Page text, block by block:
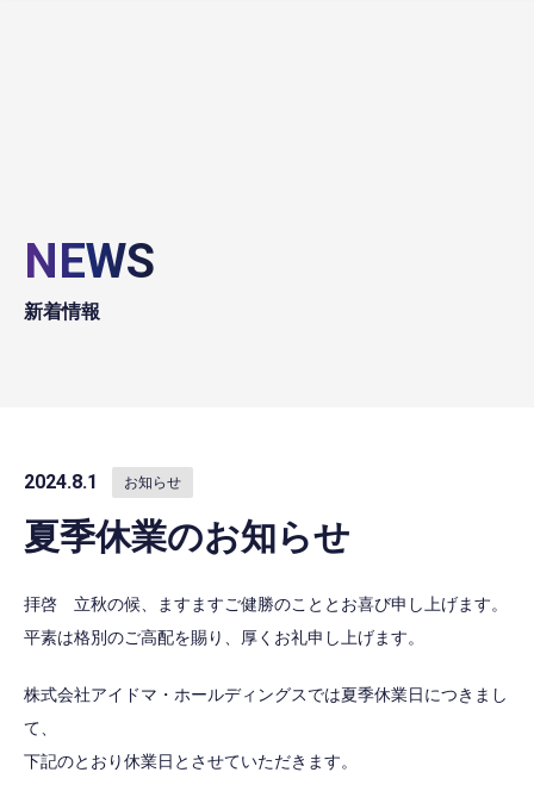
NEWS
新着情報
2024.8.1 お知らせ
夏季休業のお知らせ
拝啓 立秋の候、ますますご健勝のこととお喜び申し上げます。
平素は格別のご高配を賜り、厚くお礼申し上げます。
株式会社アイドマ・ホールディングスでは夏季休業日につきまし
て、
下記のとおり休業日とさせていただきます。